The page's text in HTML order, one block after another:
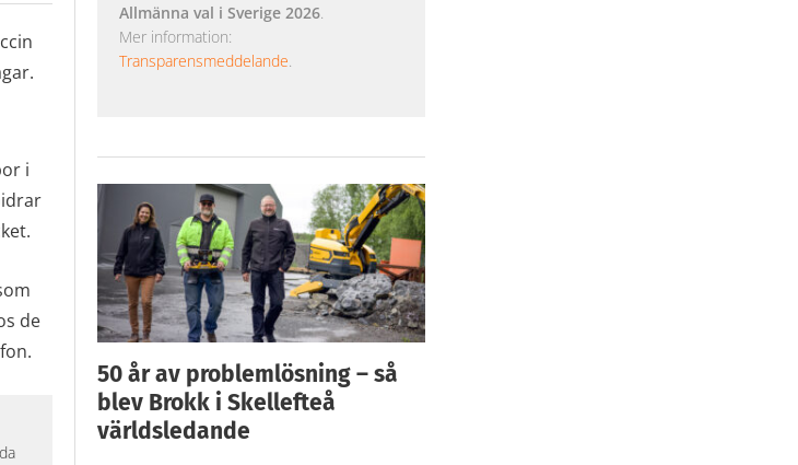
i
de
Allmänna val i Sverige 2026.
Mer information:
Transparensmeddelande.
50 år av problemlösning – så
blev Brokk i Skellefteå
världsledande